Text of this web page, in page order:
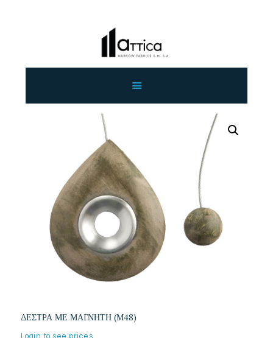
ΠΡΟΙΟΝΤΑ
ΕΠΙΚΟΙΝΩΝΙΑ
ΧΟΝΔΡΙΚΗ
ΕΛΛΗΝΙΚΆ
ΔΕΣΤΡΑ ΜΕ ΜΑΓΝΗΤΗ (Μ48)
Login to see prices